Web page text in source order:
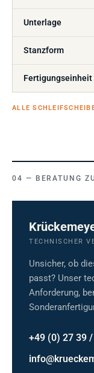
Unterlage
Stanzform
Fertigungseinheit
ALLE
BERATUNG
TECHNISCHER
Unsicher, ob
passt? Unser
Anforderung,
+49 (0) 27 39